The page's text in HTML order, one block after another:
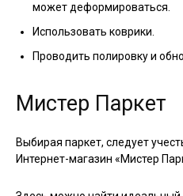
может деформироваться.
Использовать коврики.
Проводить полировку и
Мистер Паркет
Выбирая паркет, следует
Интернет-магазин «Мистер